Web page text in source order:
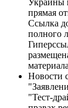
прямая
Ссылка
полного
Новости
"Тест-